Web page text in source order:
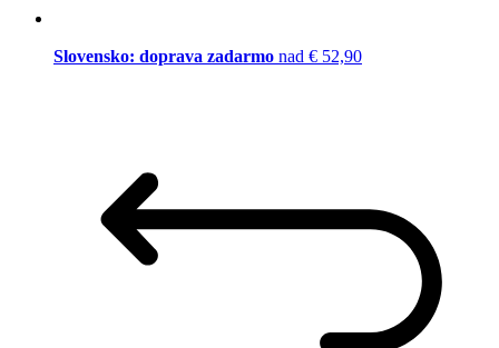
Slovensko: doprava zadarmo nad € 52,90